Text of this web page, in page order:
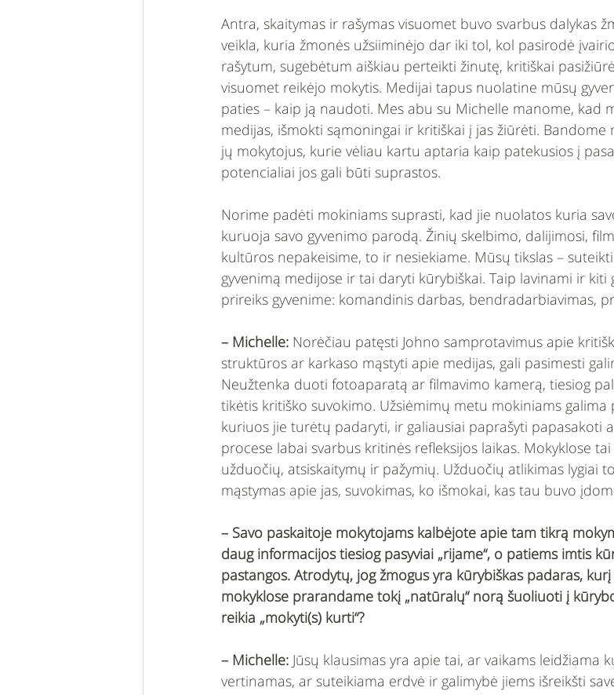
Antra, skaitymas ir rašymas visuomet buvo svarbus dalykas
veikla, kuria žmonės užsiiminėjo dar iki tol, kol pasirodė
rašytum, sugebėtum aiškiau perteikti žinutę, kritiškai
visuomet reikėjo mokytis. Medijai tapus nuolatine mūsų
paties – kaip ją naudoti. Mes abu su Michelle manome, kad
medijas, išmokti sąmoningai ir kritiškai į jas žiūrėti.
jų mokytojus, kurie vėliau kartu aptaria kaip patekusios į
potencialiai jos gali būti suprastos.
Norime padėti mokiniams suprasti, kad jie nuolatos kuria
kuruoja savo gyvenimo parodą. Žinių skelbimo, dalijimosi,
kultūros nepakeisime, to ir nesiekiame. Mūsų tikslas –
gyvenimą medijose ir tai daryti kūrybiškai. Taip lavinami ir
prireiks gyvenime: komandinis darbas, bendradarbiavimas,
– Michelle: Norėčiau patęsti Johno samprotavimus apie
struktūros ar karkaso mąstyti apie medijas, gali pasimesti
Neužtenka duoti fotoaparatą ar filmavimo kamerą, tiesiog
tikėtis kritiško suvokimo. Užsiėmimų metu mokiniams galima
kuriuos jie turėtų padaryti, ir galiausiai paprašyti papasakoti
procese labai svarbus kritinės refleksijos laikas. Mokyklose
užduočių, atsiskaitymų ir pažymių. Užduočių atlikimas lygiai
mąstymas apie jas, suvokimas, ko išmokai, kas tau buvo
– Savo paskaitoje mokytojams kalbėjote apie tam tikrą
daug informacijos tiesiog pasyviai „rijame“, o patiems imtis
pastangos. Atrodytų, jog žmogus yra kūrybiškas padaras,
mokyklose prarandame tokį „natūralų“ norą šuoliuoti į
reikia „mokyti(s) kurti“?
– Michelle: Jūsų klausimas yra apie tai, ar vaikams leidžiama
vertinamas, ar suteikiama erdvė ir galimybė jiems išreikšti